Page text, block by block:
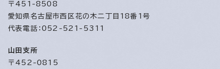
〒451-8508
愛知県名古屋市西区花の木二丁目18番1号
代表電話：052-521-5311
山田支所
〒452-0815